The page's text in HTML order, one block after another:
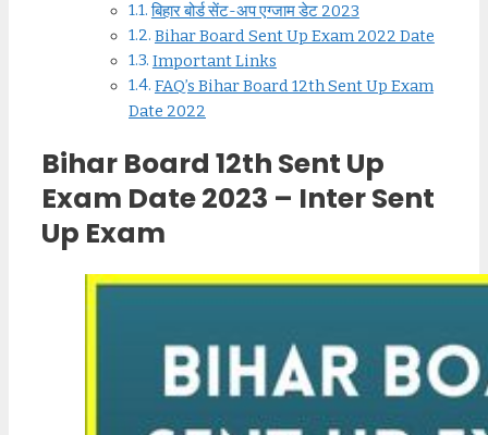
बिहार बोर्ड सेंट-अप एग्जाम डेट 2023
Bihar Board Sent Up Exam 2022 Date
Important Links
FAQ’s Bihar Board 12th Sent Up Exam
Date 2022
Bihar Board 12th Sent Up
Exam Date 2023 – Inter Sent
Up Exam